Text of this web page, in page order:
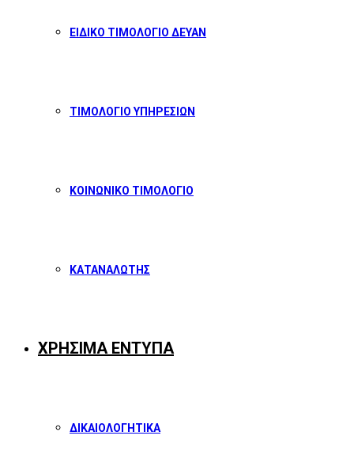
ΕΙΔΙΚΟ ΤΙΜΟΛΟΓΙΟ ΔΕΥΑΝ
ΤΙΜΟΛΟΓΙΟ ΥΠΗΡΕΣΙΩΝ
ΚΟΙΝΩΝΙΚΟ ΤΙΜΟΛΟΓΙΟ
ΚΑΤΑΝΑΛΩΤΗΣ
ΧΡΗΣΙΜΑ ΕΝΤΥΠΑ
ΔΙΚΑΙΟΛΟΓΗΤΙΚΑ